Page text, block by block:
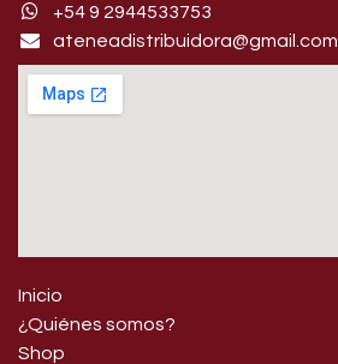
+54 9 29445​33753
ateneadistribuidora@gmail.com
Inicio
¿Quiénes somos?
Shop